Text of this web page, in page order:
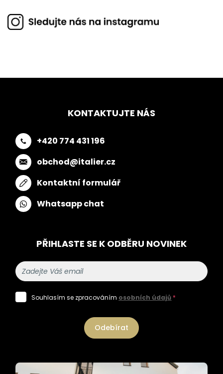
KONTAKTUJTE NÁS
+420 774 431 196
obchod@italier.cz
Kontaktní formulář
Whatsapp chat
PŘIHLASTE SE K ODBĚRU NOVINEK
Souhlasím se zpracováním osobních údajů *
Odebírat